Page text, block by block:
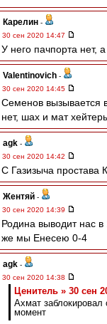
Карелин -
30 сен 2020 14:47
У него пачпорта нет, а
Valentinovich -
30 сен 2020 14:45
Семенов вызывается
нет, шах и мат
agk -
30 сен 2020 14:42
С Газизыча простава
Жентяй -
30 сен 2020 14:39
Родина выводит нас
же мы Енесею 0-4
agk -
30 сен 2020 14:38
Ценитель » 30 сен
Ахмат
момент